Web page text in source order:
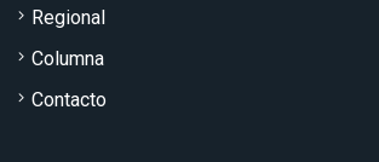
Regional
Columna
Contacto